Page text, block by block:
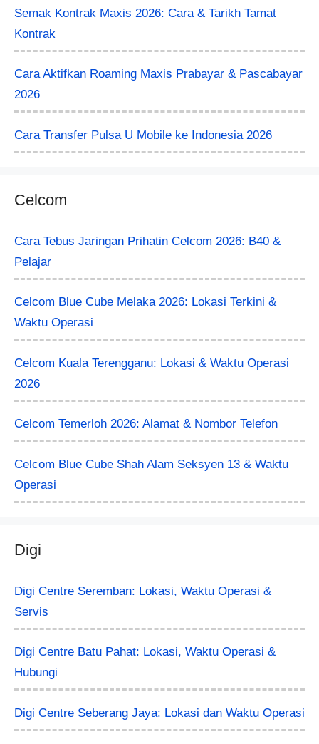
Semak Kontrak Maxis 2026: Cara & Tarikh Tamat
Kontrak
Cara Aktifkan Roaming Maxis Prabayar & Pascabayar
2026
Cara Transfer Pulsa U Mobile ke Indonesia 2026
Celcom
Cara Tebus Jaringan Prihatin Celcom 2026: B40 &
Pelajar
Celcom Blue Cube Melaka 2026: Lokasi Terkini &
Waktu Operasi
Celcom Kuala Terengganu: Lokasi & Waktu Operasi
2026
Celcom Temerloh 2026: Alamat & Nombor Telefon
Celcom Blue Cube Shah Alam Seksyen 13 & Waktu
Operasi
Digi
Digi Centre Seremban: Lokasi, Waktu Operasi &
Servis
Digi Centre Batu Pahat: Lokasi, Waktu Operasi &
Hubungi
Digi Centre Seberang Jaya: Lokasi dan Waktu Operasi